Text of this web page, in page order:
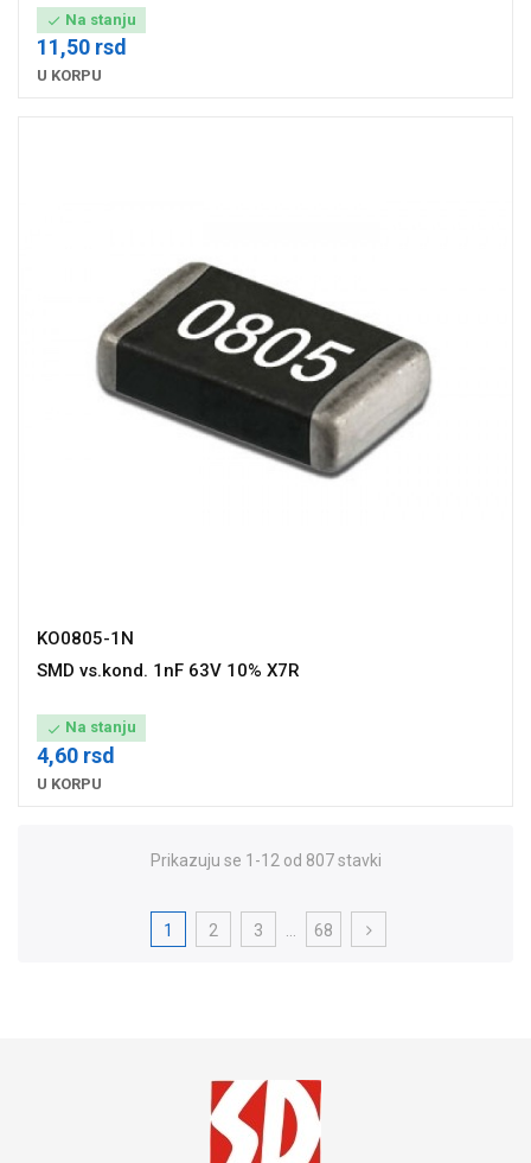
 Na stanju
11,50 rsd
U KORPU
KO0805-1N
SMD vs.kond. 1nF 63V 10% X7R
 Na stanju
4,60 rsd
U KORPU
Prikazuju se 1-12 od 807 stavki
1 2 3 … 68